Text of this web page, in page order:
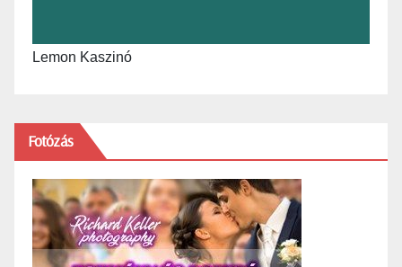
Lemon Kaszinó
Fotózás